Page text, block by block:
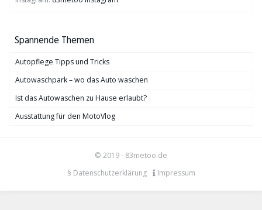
Spannende Themen
Autopflege Tipps und Tricks
Autowaschpark – wo das Auto waschen
Ist das Autowaschen zu Hause erlaubt?
Ausstattung für den MotoVlog
© 2019 - 83metoo.de
§ Datenschutzerklärung
Impressum